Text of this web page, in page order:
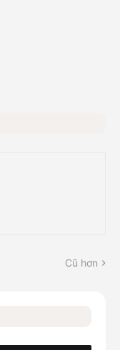
Cũ hơn